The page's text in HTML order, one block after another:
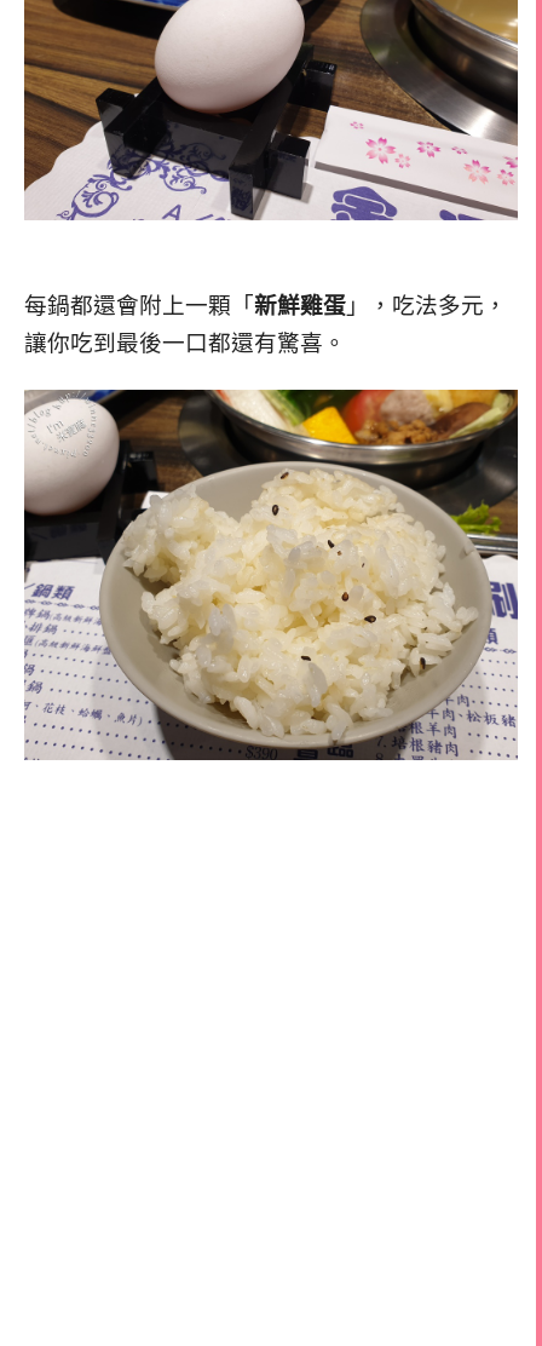
每鍋都還會附上一顆「新鮮雞蛋 」，吃法多元，
讓你吃到最後一口都還有驚喜。